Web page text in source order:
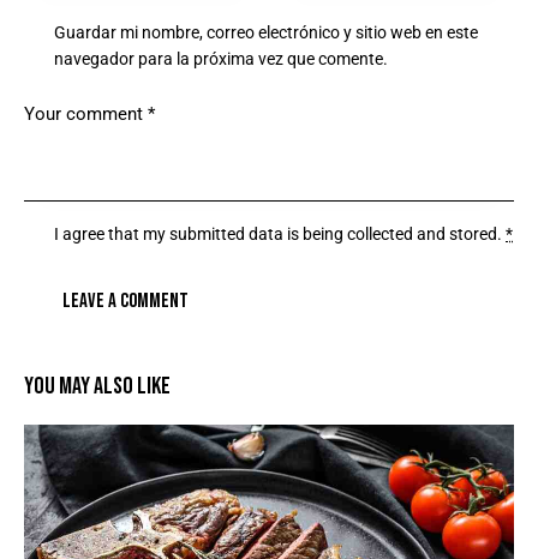
Guardar mi nombre, correo electrónico y sitio web en este
navegador para la próxima vez que comente.
I agree that my submitted data is beingcollected and stored.*
YOU MAY ALSO LIKE